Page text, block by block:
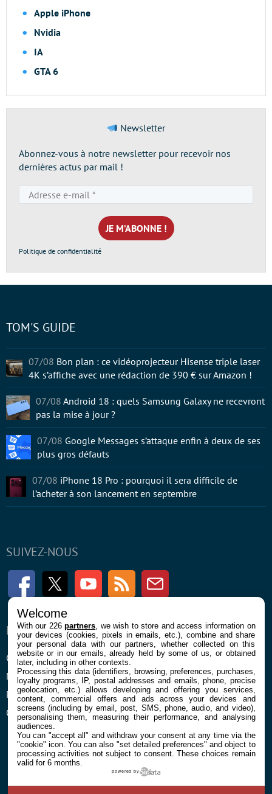
Apple iPhone
Nvidia
IA
GTA 6
Newsletter
Abonnez-vous à notre newsletter pour recevoir nos
dernières actus par mail !
e-
mail
*
Politique de confidentialité
SUIVEZ-NOUS
FacebookTwitter Youtube RSS Newsletter
ENTREPRISE
Confidentialité et Cookies
Mentions légales et CGU
Préférences Cookies
Qui sommes nous
À PROPOS
Contact
TOM'S GUIDE
07/08 Bon plan : ce vidéoprojecteur Hisense triple laser
4K s’affiche avec une rédaction de 390 € sur Amazon !
07/08 Android 18 : quels Samsung Galaxy ne recevront
pas la mise à jour ?
07/08 Google Messages s’attaque enfin à deux de ses
plus gros défauts
07/08 iPhone 18 Pro : pourquoi il sera difficile de
l’acheter à son lancement en septembre
Welcome
With our 226partners , we wish to store and access information on
your devices (cookies, pixels in emails, etc.), combine and share
your personal data with our partners, whether collected on this
website or in our emails, already held by some of us, or obtained
later, including in other contexts.
Processing this data (identifiers, browsing, preferences, purchases,
loyalty programs, IP, postal addresses and emails, phone, precise
geolocation, etc.) allows developing and offering you services,
content, commercial offers and ads across your devices and
screens (including by email, post, SMS, phone, audio, and video),
personalising them, measuring their performance, and analysing
audiences.
You can "accept all" and withdraw your consent at any time via the
"cookie" icon. You can also "set detailed preferences" and object to
processing activities not subject to consent. These choices remain
valid for 6 months.
powered by